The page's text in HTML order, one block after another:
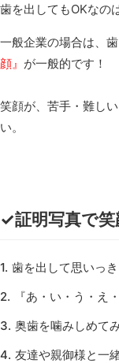
歯を出してもOKなの
一般企業の場合は、
顔』 が一般的です！
笑顔が、苦手・難し
い。
✓証明写真で
歯を出して思いっ
『あ・い・う・え
奥歯を噛みしめて
友達や親御様と一